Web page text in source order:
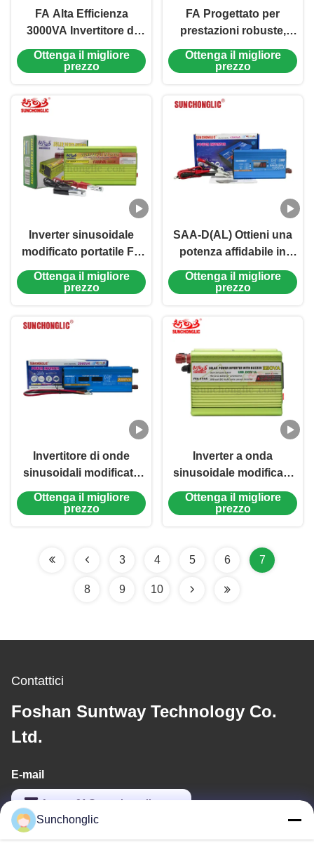
FA Alta Efficienza
3000VA Invertitore di
onde sinusoidali
modificato Include 5V
di conversione
Ottenga il migliore
prezzo
FA Progettato per
prestazioni robuste,
questo inverter
sinusoidale modificato
potenza di picco,
conversione e
incorpora una funzione
di soft start intelligente.
Ottenga il migliore
prezzo
Inverter sinusoidale
modificato portatile FA
1000VA con porta USB
5V / 1A e funzione di
inversione
Ottenga il migliore
prezzo
SAA-D(AL) Ottieni una
potenza affidabile in
movimento: un inverter
ad alta efficienza da
batteria 12V DC in 220V
AC, perfetto per le
applicazioni
automobilistiche.
Ottenga il migliore
prezzo
Invertitore di onde
sinusoidali modificato
da 2000W con display
LCD e porta di ricarica
corrente alternata
Ottenga il migliore
prezzo
Inverter a onda
sinusoidale modificata
da 350VA con porta
USB 5V/1A per sistemi
Ottenga il migliore
prezzo
3 4 5 6 7
8 9 10
Contattici
Foshan Suntway Technology Co.
Ltd.
E-mail
factory01@sunchonglic.com
Sunchonglic